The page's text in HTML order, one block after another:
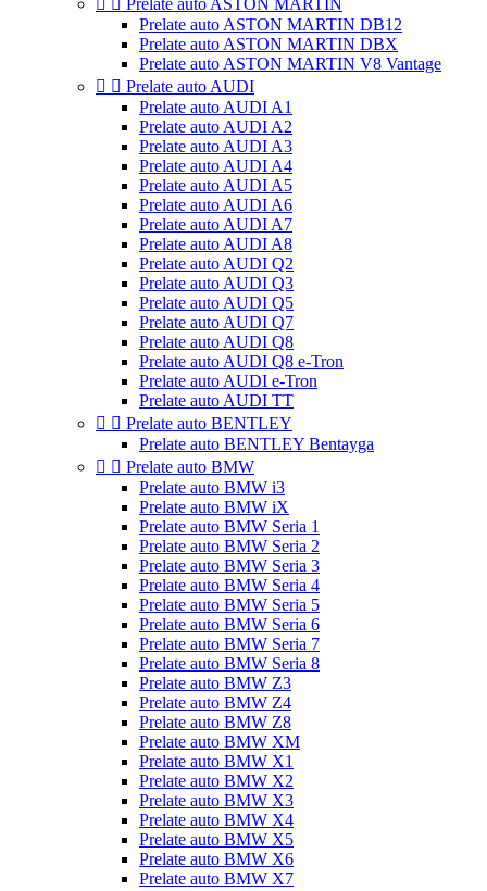
  Prelate auto ASTON MARTIN
Prelate auto ASTON MARTIN DB12
Prelate auto ASTON MARTIN DBX
Prelate auto ASTON MARTIN V8 Vantage
  Prelate auto AUDI
Prelate auto AUDI A1
Prelate auto AUDI A2
Prelate auto AUDI A3
Prelate auto AUDI A4
Prelate auto AUDI A5
Prelate auto AUDI A6
Prelate auto AUDI A7
Prelate auto AUDI A8
Prelate auto AUDI Q2
Prelate auto AUDI Q3
Prelate auto AUDI Q5
Prelate auto AUDI Q7
Prelate auto AUDI Q8
Prelate auto AUDI Q8 e-Tron
Prelate auto AUDI e-Tron
Prelate auto AUDI TT
  Prelate auto BENTLEY
Prelate auto BENTLEY Bentayga
  Prelate auto BMW
Prelate auto BMW i3
Prelate auto BMW iX
Prelate auto BMW Seria 1
Prelate auto BMW Seria 2
Prelate auto BMW Seria 3
Prelate auto BMW Seria 4
Prelate auto BMW Seria 5
Prelate auto BMW Seria 6
Prelate auto BMW Seria 7
Prelate auto BMW Seria 8
Prelate auto BMW Z3
Prelate auto BMW Z4
Prelate auto BMW Z8
Prelate auto BMW XM
Prelate auto BMW X1
Prelate auto BMW X2
Prelate auto BMW X3
Prelate auto BMW X4
Prelate auto BMW X5
Prelate auto BMW X6
Prelate auto BMW X7